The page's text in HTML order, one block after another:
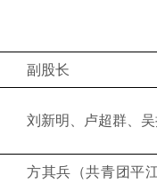
副股长
刘新明、卢超群、
方其兵（共青团平